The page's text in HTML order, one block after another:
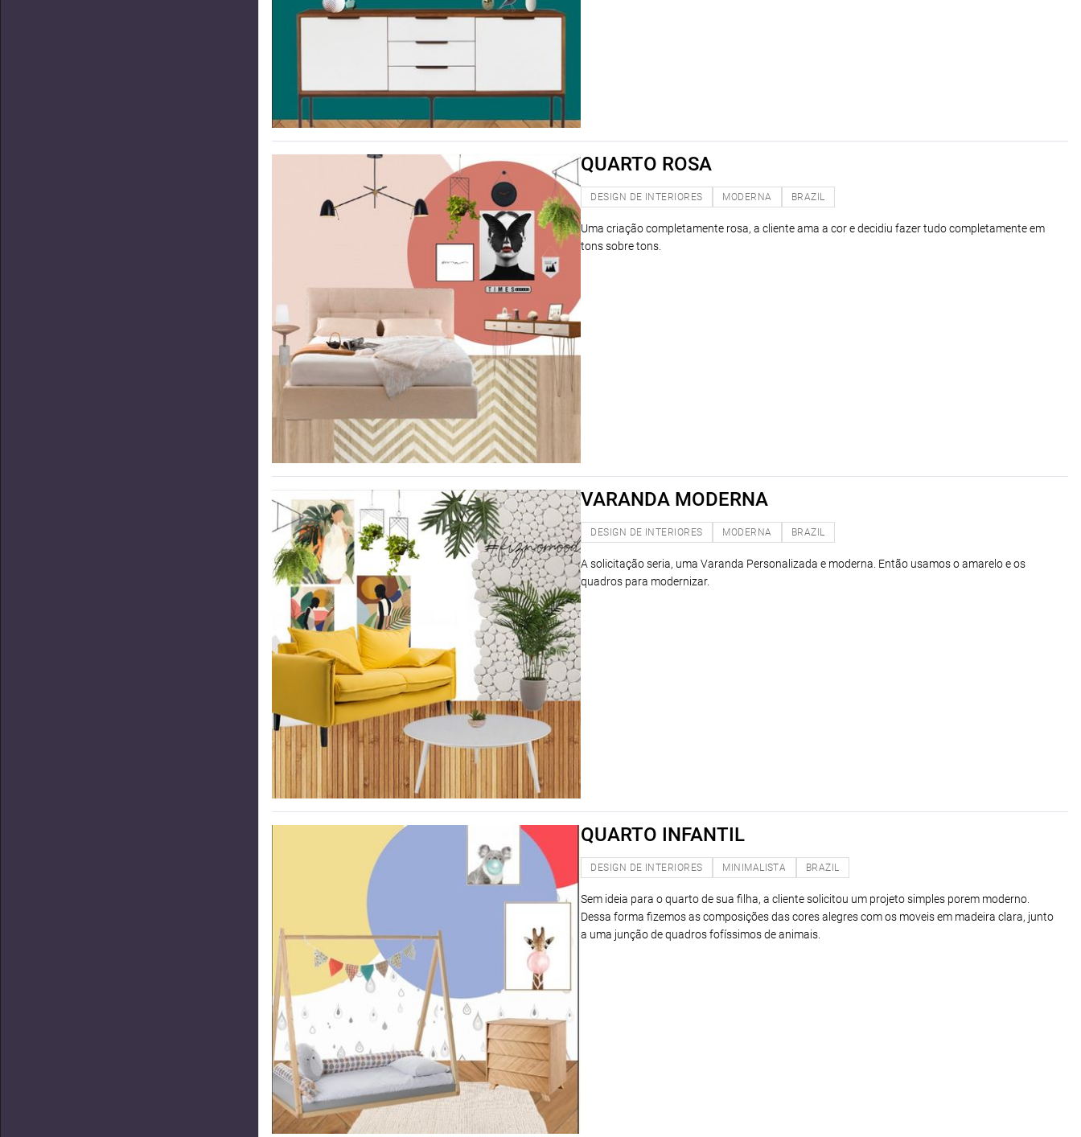
QUARTO ROSA
DESIGN DE INTERIORES MODERNA BRAZIL
Uma criação completamente rosa, a cliente ama a cor e decidiu fazer tudo completamente em
tons sobre tons.
VARANDA MODERNA
DESIGN DE INTERIORES MODERNA BRAZIL
A solicitação seria, uma Varanda Personalizada e moderna. Então usamos o amarelo e os
quadros para modernizar.
QUARTO INFANTIL
DESIGN DE INTERIORES MINIMALISTA BRAZIL
Sem ideia para o quarto de sua filha, a cliente solicitou um projeto simples porem moderno.
Dessa forma fizemos as composições das cores alegres com os moveis em madeira clara, junto
a uma junção de quadros fofíssimos de animais.